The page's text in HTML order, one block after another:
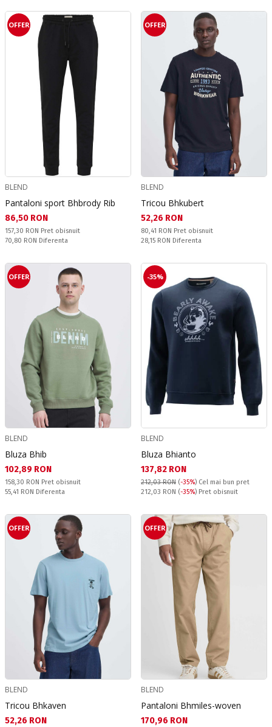
OFFER
BLEND
Pantaloni sport Bhbrody Rib
Текуща цена:
86,50 RON
Pret obisnuit:
157,30 RON Pret obisnuit
Спестявате:
70,80 RON Diferenta
OFFER
BLEND
Tricou Bhkubert
Текуща цена:
52,26 RON
Pret obisnuit:
80,41 RON Pret obisnuit
Спестявате:
28,15 RON Diferenta
OFFER
BLEND
Bluza Bhib
Текуща цена:
102,89 RON
Pret obisnuit:
158,30 RON Pret obisnuit
Спестявате:
55,41 RON Diferenta
-35%
BLEND
Bluza Bhianto
Текуща цена:
137,82 RON
212,03 RON (-35%) Cel mai bun pret
Pret obisnuit:
212,03 RON (-35%) Pret obisnuit
OFFER
BLEND
Tricou Bhkaven
Текуща цена:
52,26 RON
OFFER
BLEND
Pantaloni Bhmiles-woven
Текуща цена:
170,96 RON